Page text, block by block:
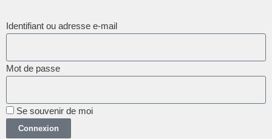
Identifiant ou adresse e-mail
Mot de passe
Se souvenir de moi
Connexion